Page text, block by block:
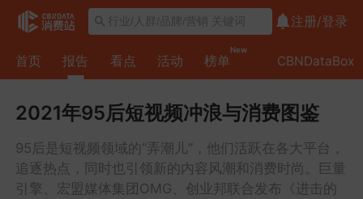
注册/登录
首页 报告 看点 活动 榜单
New
CBNDataBox
2021年95后短视频冲浪与消费图鉴
95后是短视频领域的“弄潮儿”，他们活跃在各大平台，
追逐热点，同时也引领新的内容风潮和消费时尚。巨量
引擎、宏盟媒体集团OMG、创业邦联合发布《进击的